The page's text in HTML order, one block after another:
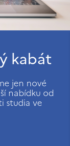
kabát
jen nové
nabídku od
studia ve